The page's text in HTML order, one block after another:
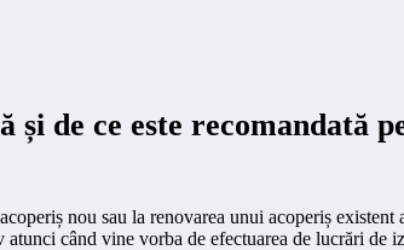
și de ce este recomandată
nou sau la renovarea unui acoperiș
când vine vorba de efectuarea de lucrări de